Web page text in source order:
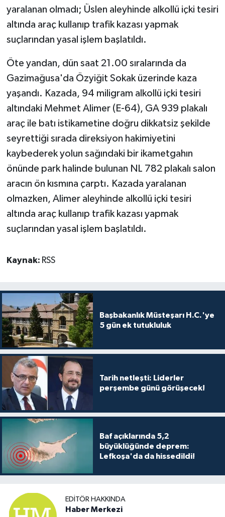
yaralanan olmadı; Üslen aleyhinde alkollü içki tesiri
altında araç kullanıp trafik kazası yapmak
suçlarından yasal işlem başlatıldı.
Öte yandan, dün saat 21.00 sıralarında da
Gazimağusa'da Özyiğit Sokak üzerinde kaza
yaşandı. Kazada, 94 miligram alkollü içki tesiri
altındaki Mehmet Alimer (E-64), GA 939 plakalı
araç ile batı istikametine doğru dikkatsiz şekilde
seyrettiği sırada direksiyon hakimiyetini
kaybederek yolun sağındaki bir ikametgahın
önünde park halinde bulunan NL 782 plakalı salon
aracın ön kısmına çarptı. Kazada yaralanan
olmazken, Alimer aleyhinde alkollü içki tesiri
altında araç kullanıp trafik kazası yapmak
suçlarından yasal işlem başlatıldı.
Kaynak: RSS
Başbakanlık Müsteşarı H.C.'ye
5 gün ek tutukluluk
Tarih netleşti: Liderler
perşembe günü görüşecek!
Baf açıklarında 5,2
büyüklüğünde deprem:
Lefkoşa'da da hissedildi!
EDITÖR HAKKINDA
Haber Merkezi
TATLISU
TEKNOLOJİ
TİCARET
YAŞAM